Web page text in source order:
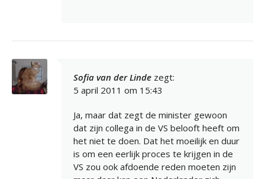
Sofia van der Linde zegt:
5 april 2011 om 15:43
Ja, maar dat zegt de minister gewoon
dat zijn collega in de VS belooft heeft om
het niet te doen. Dat het moeilijk en duur
is om een eerlijk proces te krijgen in de
VS zou ook afdoende reden moeten zijn